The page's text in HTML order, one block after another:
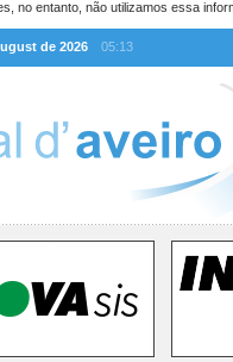
no entanto, não utilizamos essa
de 2026
05:13